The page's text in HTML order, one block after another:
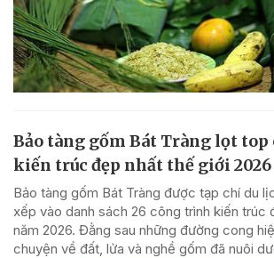
Bảo tàng gốm Bát Tràng lọt
kiến trúc đẹp nhất thế giới 2026
Bảo tàng gốm Bát Tràng được tạp chí du
xếp vào danh sách 26 công trình kiến trúc
năm 2026. Đằng sau những đường cong
chuyện về đất, lửa và nghề gốm đã nuôi